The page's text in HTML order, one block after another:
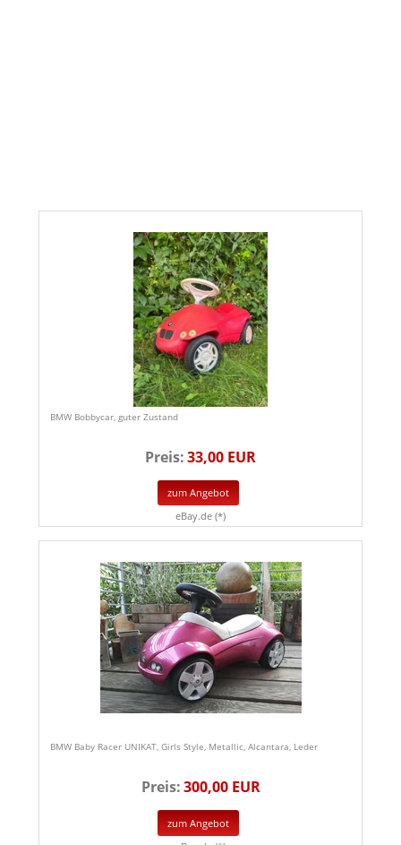
BMW Bobbycar, guter Zustand
Preis:33,00 EUR
zum Angebot
eBay.de (*)
BMW Baby Racer UNIKAT, Girls Style, Metallic, Alcantara, Leder
Preis:300,00 EUR
zum Angebot